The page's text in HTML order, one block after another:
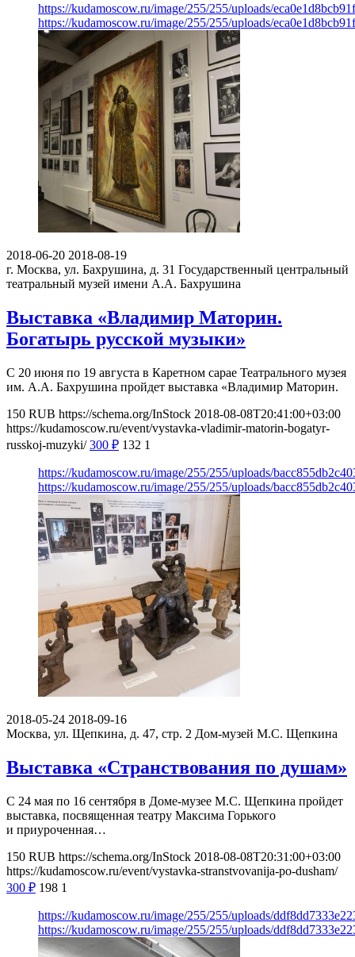
https://kudamoscow.ru/image/255/255/uploads/
https://kudamoscow.ru/image/255/255/uploads/
2018-06-20 2018-08-19
г. Москва, ул. Бахрушина, д. 31 Государственный центральный
театральный музей имени А.А. Бахрушина
Выставка «Владимир Маторин.
Богатырь русской музыки»
С 20 июня по 19 августа в Каретном сарае Театрального музея
им. А.А. Бахрушина пройдет выставка «Владимир Маторин.
150 RUB https://schema.org/InStock 2018-08-08T20:41:00+03:00
https://kudamoscow.ru/event/vystavka-vladimir-matorin-bogatyr-
russkoj-muzyki/ 300 ₽ 132 1
https://kudamoscow.ru/image/255/255/uploads/
https://kudamoscow.ru/image/255/255/uploads/
2018-05-24 2018-09-16
Москва, ул. Щепкина, д. 47, стр. 2 Дом-музей М.С. Щепкина
Выставка «Странствования по душам»
С 24 мая по 16 сентября в Доме-музее М.С. Щепкина пройдет
выставка, посвященная театру Максима Горького
и приуроченная…
150 RUB https://schema.org/InStock 2018-08-08T20:31:00+03:00
https://kudamoscow.ru/event/vystavka-stranstvovanija-po-dusham/
300 ₽ 198 1
https://kudamoscow.ru/image/255/255/uploads/
https://kudamoscow.ru/image/255/255/uploads/